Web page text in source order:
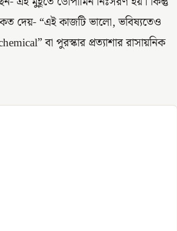
দেয়- “এই কাজটি ভালো, ভবিষ্যতেও
বা পুরস্কার প্রত্যাশার রাসায়নিক